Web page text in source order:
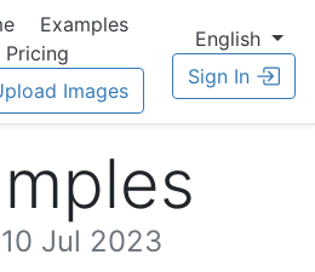
Examples
Pricing
Images
English
Sign In
Jul 2023